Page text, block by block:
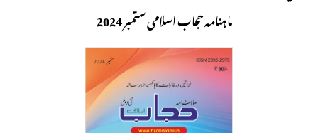
ماہنامہ حجاب اسلامی ستمبر 2024